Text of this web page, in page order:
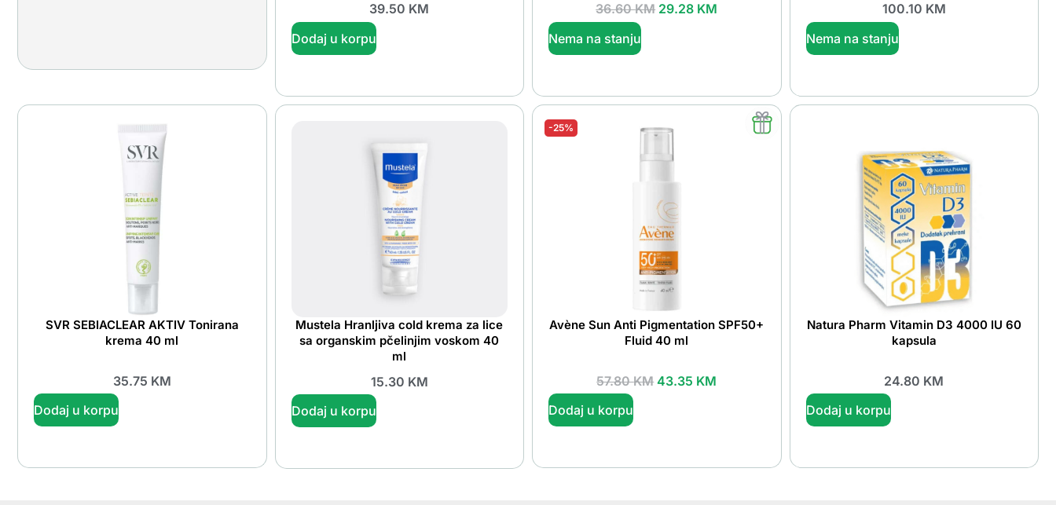
39.50 KM
Dodaj u korpu
36.60KM 29.28 KM
Nema na stanju
100.10 KM
Nema na stanju
SVR SEBIACLEAR AKTIV Tonirana
krema 40 ml
35.75 KM
Dodaj u korpu
Mustela Hranljiva cold krema za lice
sa organskim pčelinjim voskom 40
ml
15.30 KM
Dodaj u korpu
-25%
Avène Sun Anti Pigmentation SPF50+
Fluid 40 ml
57.80KM 43.35 KM
Dodaj u korpu
Natura Pharm Vitamin D3 4000 IU 60
kapsula
24.80 KM
Dodaj u korpu